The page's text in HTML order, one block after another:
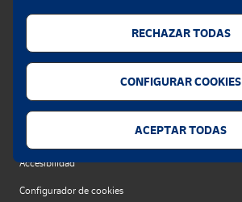
Política de cookies
Privacidad web
Accesibilidad
Configurador de cookies
RECHAZAR TODAS
CONFIGURAR COOKIES
ACEPTAR TODAS